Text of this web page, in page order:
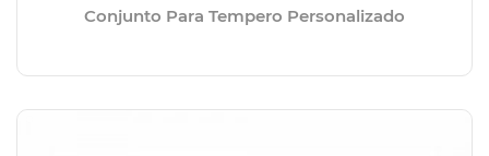
Conjunto Para Tempero Personalizado